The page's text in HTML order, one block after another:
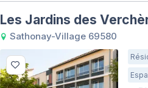
Les Jardins des
Sathonay-Village 69580